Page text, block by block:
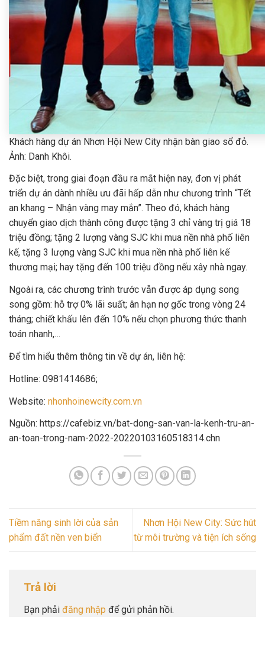
Khách hàng dự án Nhơn Hội New City nhận bàn giao sổ đỏ.
Ảnh: Danh Khôi.
Đặc biệt, trong giai đoạn đầu ra mắt hiện nay, đơn vị phát
triển dự án dành nhiều ưu đãi hấp dẫn như chương trình “Tết
an khang – Nhận vàng may mắn”. Theo đó, khách hàng
chuyển giao dịch thành công được tặng 3 chỉ vàng trị giá 18
triệu đồng; tặng 2 lượng vàng SJC khi mua nền nhà phố liên
kế, tặng 3 lượng vàng SJC khi mua nền nhà phố liên kế
thương mại; hay tặng đến 100 triệu đồng nếu xây nhà ngay.
Ngoài ra, các chương trình trước vẫn được áp dụng song
song gồm: hỗ trợ 0% lãi suất; ân hạn nợ gốc trong vòng 24
tháng; chiết khấu lên đến 10% nếu chọn phương thức thanh
toán nhanh,…
Để tìm hiểu thêm thông tin về dự án, liên hệ:
Hotline: 0981414686;
Website: nhonhoinewcity.com.vn
Nguồn: https://cafebiz.vn/bat-dong-san-van-la-kenh-tru-an-
an-toan-trong-nam-2022-20220103160518314.chn
Tiềm năng sinh lời của sản
phẩm đất nền ven biển
Nhơn Hội New City: Sức hút
từ môi trường và tiện ích sống
Trả lời
Bạn phải đăng nhập để gửi phản hồi.